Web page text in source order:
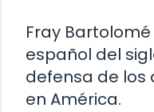
Fray
español del
defensa de los
en América.